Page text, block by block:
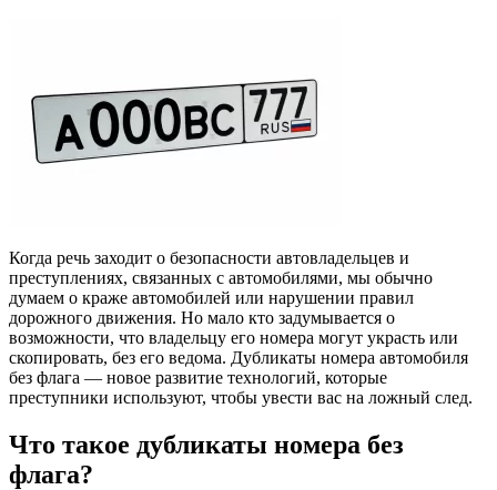
Когда речь заходит о безопасности автовладельцев и
преступлениях, связанных с автомобилями, мы обычно
думаем о краже автомобилей или нарушении правил
дорожного движения. Но мало кто задумывается о
возможности, что владельцу его номера могут украсть или
скопировать, без его ведома. Дубликаты номера автомобиля
без флага — новое развитие технологий, которые
преступники используют, чтобы увести вас на ложный след.
Что такое дубликаты номера без
флага?